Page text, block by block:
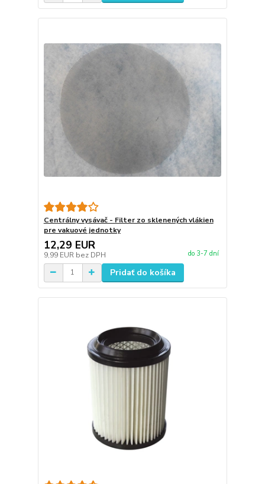
Centrálny vysávač - Filter zo sklenených vlákien
pre vakuové jednotky
12,29 EUR
9,99 EUR bez DPH do 3-7 dní
Pridať do košíka